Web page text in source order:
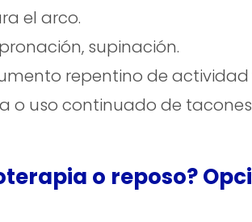
el arco.
supinación.
repentino de actividad
o uso continuado de
o reposo?